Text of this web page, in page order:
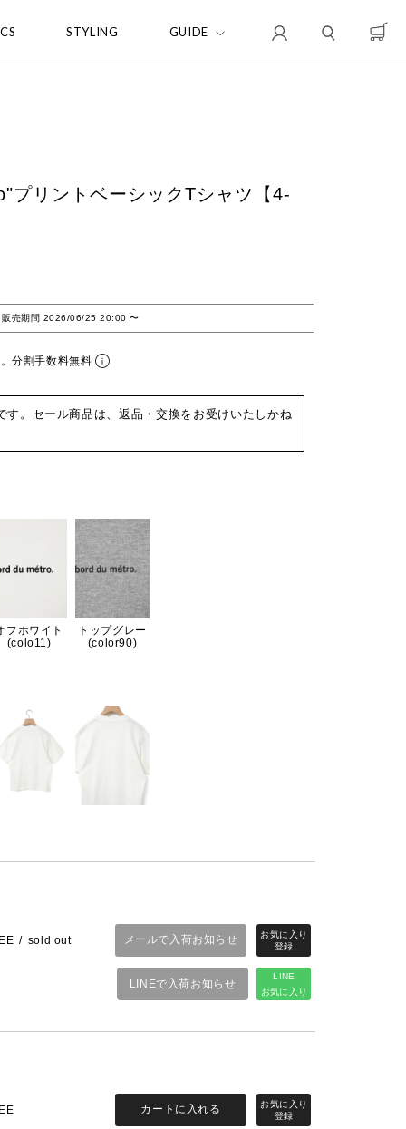
STYLING GUIDE
フホワイト
(colo11)
トップグレー
(color90)
プリントベーシックTシャツ【4-
販売期間 2026/06/25 20:00〜
分割手数料無料
す。セール商品は、返品・交換をお受けいたしかね
sold out
LINE
お気に入り
メールで入荷お知らせ
LINEで入荷お知らせ
カートに入れる